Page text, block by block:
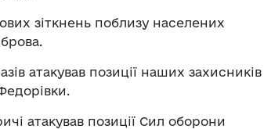
зіткнень поблизу населених
атакував позиції наших захисників
атакував позиції Сил оборони